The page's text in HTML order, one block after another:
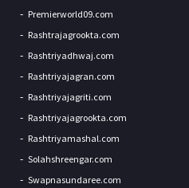
Premierworld09.com
Rashtrajagrookta.com
Rashtriyadhwaj.com
Rashtriyajagran.com
Rashtriyajagriti.com
Rashtriyajagrookta.com
Rashtriyamashal.com
Solahshreengar.com
Swapnasundaree.com